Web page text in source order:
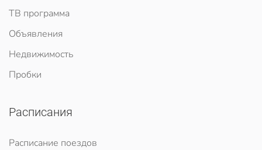
ТВ программа
Объявления
Недвижимость
Пробки
Расписания
Расписание поездов